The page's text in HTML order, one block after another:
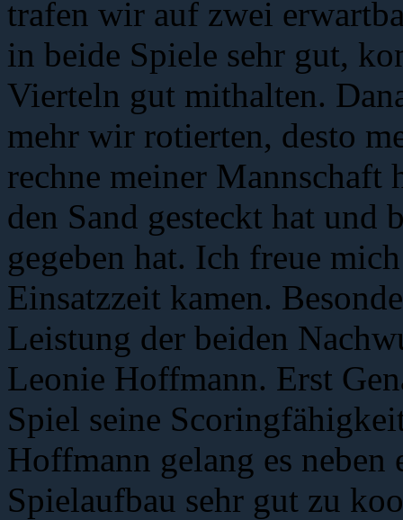
trafen wir auf zwei
in beide Spiele sehr gut,
Vierteln gut mithalten.
mehr wir rotierten, desto
rechne meiner Mannschaft
den Sand gesteckt hat und
gegeben hat. Ich freue
Einsatzzeit kamen.
Leistung der beiden
Leonie Hoffmann. Erst
Spiel seine
Hoffmann gelang es neben
Spielaufbau sehr gut zu